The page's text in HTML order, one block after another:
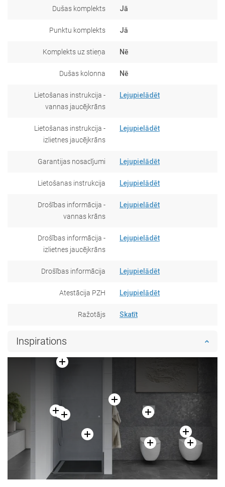
Dušas komplekts Jā
Punktu komplekts Jā
Komplekts uz stieņa Nē
Dušas kolonna Nē
Lietošanas instrukcija -
vannas jaucējkrāns
Lejupielādēt
Lietošanas instrukcija -
izlietnes jaucējkrāns
Lejupielādēt
Garantijas nosacījumi Lejupielādēt
Lietošanas instrukcija Lejupielādēt
Drošības informācija -
vannas krāns
Lejupielādēt
Drošības informācija -
izlietnes jaucējkrāns
Lejupielādēt
Drošības informācija Lejupielādēt
Atestācija PZH Lejupielādēt
Ražotājs Skatīt
Inspirations